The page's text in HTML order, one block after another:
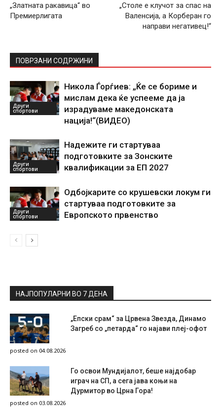
„Златната ракавица“ во
Премиерлигата
„Столе е клучот за спас на
Валенсија, а Корберан го
направи негативец!“
ПОВРЗАНИ СОДРЖИНИ
Други
спортови
Никола Ѓорѓиев: „Ќе се бориме и
мислам дека ќе успееме да ја
израдуваме македонската
нација!“(ВИДЕО)
Други
спортови
Надежите ги стартуваа
подготовките за Зонските
квалификации за ЕП 2027
Други
спортови
Одбојкарите со крушевски локум ги
стартуваа подготовките за
Европското првенство
НАЈПОПУЛАРНИ ВО 7 ДЕНА
„Епски срам“ за Црвена Звезда, Динамо
Загреб со „петарда“ го најави плеј-офот
posted on 04.08.2026
Го освои Мундијалот, беше најдобар
играч на СП, а сега јава коњи на
Дурмитор во Црна Гора!
posted on 03.08.2026